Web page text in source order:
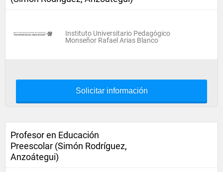
Instituto Universitario Pedagógico
Monseñor Rafael Arias Blanco
Solicitar información
Profesor en Educación
Preescolar (Simón Rodríguez,
Anzoátegui)